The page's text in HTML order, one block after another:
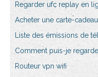
Regarder ufc replay en
Acheter une carte-
Liste des émissions de
Comment puis-je
Routeur vpn wifi